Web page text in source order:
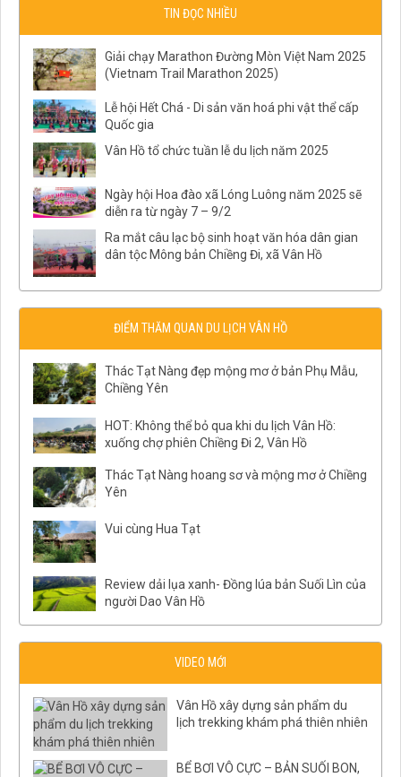
TIN ĐỌC NHIỀU
Giải chạy Marathon Đường Mòn Việt Nam 2025
(Vietnam Trail Marathon 2025)
Lễ hội Hết Chá - Di sản văn hoá phi vật thể cấp
Quốc gia
Vân Hồ tổ chức tuần lễ du lịch năm 2025
Ngày hội Hoa đào xã Lóng Luông năm 2025 sẽ
diễn ra từ ngày 7 – 9/2
Ra mắt câu lạc bộ sinh hoạt văn hóa dân gian
dân tộc Mông bản Chiềng Đi, xã Vân Hồ
ĐIỂM THĂM QUAN DU LỊCH VÂN HỒ
Thác Tạt Nàng đẹp mộng mơ ở bản Phụ Mẫu,
Chiềng Yên
HOT: Không thể bỏ qua khi du lịch Vân Hồ:
xuống chợ phiên Chiềng Đi 2, Vân Hồ
Thác Tạt Nàng hoang sơ và mộng mơ ở Chiềng
Yên
Vui cùng Hua Tạt
Review dải lụa xanh- Đồng lúa bản Suối Lìn của
người Dao Vân Hồ
VIDEO MỚI
Vân Hồ xây dựng sản phẩm du
lịch trekking khám phá thiên nhiên
BỂ BƠI VÔ CỰC – BẢN SUỐI BON,